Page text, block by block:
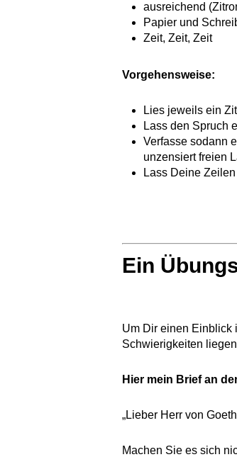
ausreichend
Papier und
Zeit, Zeit, Zeit
Vorgehensweise:
Lies jeweils ein
Lass den Spruch
Verfasse sodann
unzensiert freien
Lass Deine
Ein
Um Dir einen Einblick
Schwierigkeiten
Hier mein Brief an
„Lieber Herr von
Machen Sie es sich